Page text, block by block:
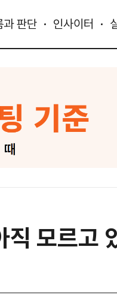
과 판단 인사이터
모르고